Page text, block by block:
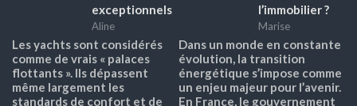
exceptionnels
Aline
Les yachts sont considérés
comme de vrais « palaces
flottants ». Ils dépassent
même largement les
standards de confort et de
l’immobilier ?
Marise
Dans un monde en constante
évolution, la transition
énergétique s’impose comme
un enjeu majeur pour l’avenir.
En France, le gouvernement